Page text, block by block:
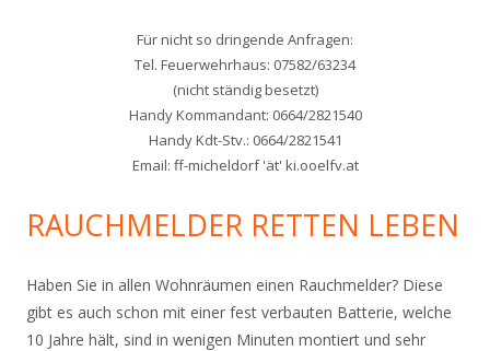
Für nicht so dringende Anfragen:
Tel. Feuerwehrhaus: 07582/63234
(nicht ständig besetzt)
Handy Kommandant: 0664/2821540
Handy Kdt-Stv.: 0664/2821541
Email: ff-micheldorf 'ät' ki.ooelfv.at
RAUCHMELDER RETTEN LEBEN
Haben Sie in allen Wohnräumen einen Rauchmelder? Diese
gibt es auch schon mit einer fest verbauten Batterie, welche
10 Jahre hält, sind in wenigen Minuten montiert und sehr